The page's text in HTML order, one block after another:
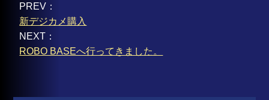
PREV：
新デジカメ購入
NEXT：
ROBO BASEへ行ってきました。